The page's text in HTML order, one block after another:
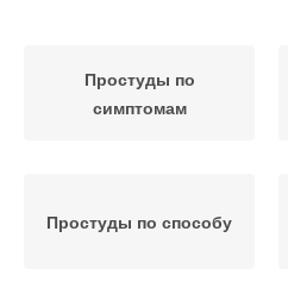
Простуды по
симптомам
Простуды по способу